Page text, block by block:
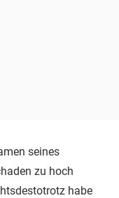
seines
zu hoch
habe